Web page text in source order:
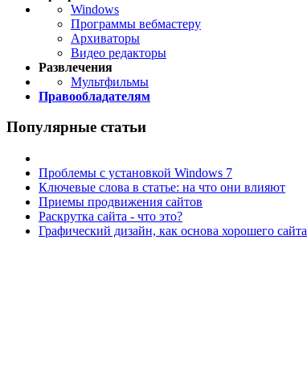
Windows
Программы вебмастеру
Архиваторы
Видео редакторы
Развлечения
Мультфильмы
Правообладателям
Популярные статьи
Проблемы с установкой Windows 7
Ключевые слова в статье: на что они влияют
Приемы продвижения сайтов
Раскрутка сайта - что это?
Графический дизайн, как основа хорошего сайта